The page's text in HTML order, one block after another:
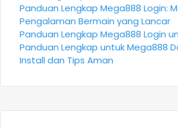
Panduan Lengkap Mega888 Login:
Pengalaman Bermain yang Lancar
Panduan Lengkap Mega888 Login
Panduan Lengkap untuk Mega888
Install dan Tips Aman